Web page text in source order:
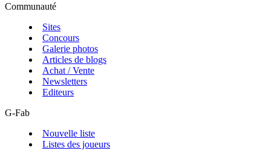
Communauté
Sites
Concours
Galerie photos
Articles de blogs
Achat / Vente
Newsletters
Editeurs
G-Fab
Nouvelle liste
Listes des joueurs